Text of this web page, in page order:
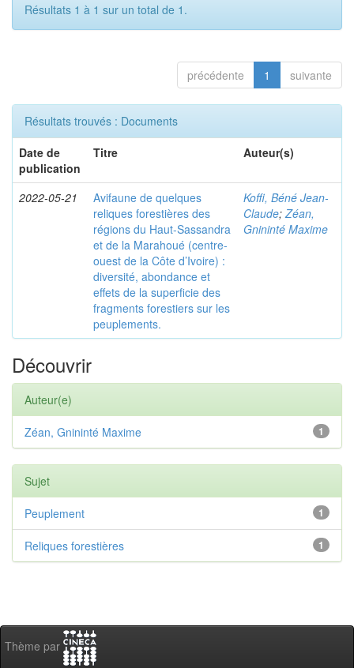
Résultats 1 à 1 sur un total de 1.
précédente 1 suivante
Résultats trouvés : Documents
Date de
publication
Titre Auteur(s)
2022-05-21
Avifaune de quelques
reliques forestières des
régions du Haut-Sassandra
et de la Marahoué (centre-
ouest de la Côte d’Ivoire) :
diversité, abondance et
effets de la superficie des
fragments forestiers sur les
peuplements.
Koffi, Béné Jean-
Claude; Zéan,
Gnininté Maxime
Découvrir
Auteur(e)
1
Zéan, Gnininté Maxime
Sujet
1
Peuplement
1
Reliques forestières
Thème par